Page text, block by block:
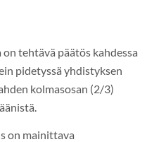
tehtävä päätös kahdessa
pidetyssä yhdistyksen
kolmasosan (2/3)
on mainittava